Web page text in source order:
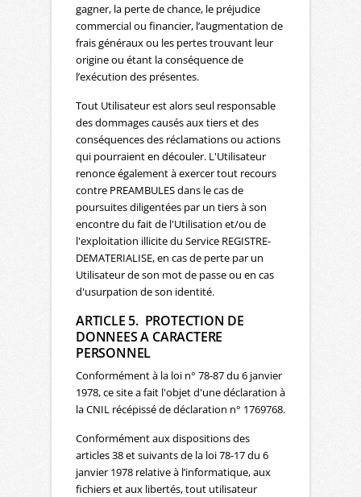
gagner, la perte de chance, le préjudice
commercial ou financier, l’augmentation de
frais généraux ou les pertes trouvant leur
origine ou étant la conséquence de
l’exécution des présentes.
Tout Utilisateur est alors seul responsable
des dommages causés aux tiers et des
conséquences des réclamations ou actions
qui pourraient en découler. L'Utilisateur
renonce également à exercer tout recours
contre PREAMBULES dans le cas de
poursuites diligentées par un tiers à son
encontre du fait de l'Utilisation et/ou de
l'exploitation illicite du Service REGISTRE-
DEMATERIALISE, en cas de perte par un
Utilisateur de son mot de passe ou en cas
d'usurpation de son identité.
ARTICLE 5. PROTECTION DE
DONNEES A CARACTERE
PERSONNEL
Conformément à la loi n° 78-87 du 6 janvier
1978, ce site a fait l'objet d'une déclaration à
la CNIL récépissé de déclaration n° 1769768.
Conformément aux dispositions des
articles 38 et suivants de la loi 78-17 du 6
janvier 1978 relative à l’informatique, aux
fichiers et aux libertés, tout utilisateur